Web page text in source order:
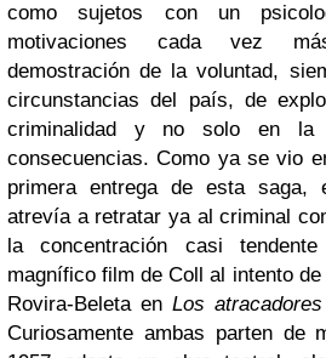
como sujetos con un
motivaciones cada vez
demostración de la voluntad,
circunstancias del país, de
criminalidad y no solo en la
consecuencias. Como ya se vio
primera entrega de esta saga,
atrevía a retratar ya al criminal
la concentración casi
magnífico film de Coll al intento
Rovira-Beleta enLos atracadores
Curiosamente ambas parten de